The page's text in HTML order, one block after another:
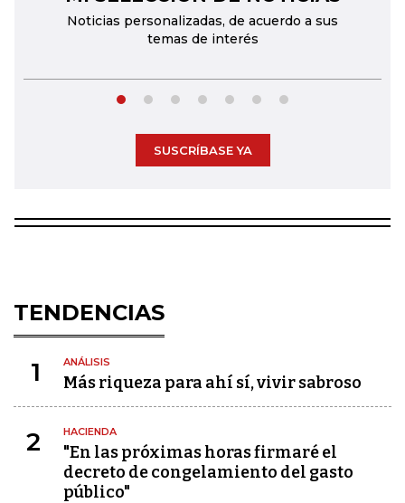
Noticias personalizadas, de acuerdo a sus
temas de interés
SUSCRÍBASE YA
TENDENCIAS
1 ANÁLISIS
Más riqueza para ahí sí, vivir sabroso
2 HACIENDA
"En las próximas horas firmaré el
decreto de congelamiento del gasto
público"